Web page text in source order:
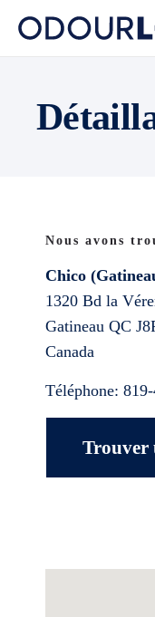
Nous avons
Chico
1320 Bd la
Gatineau QC
Canada
Téléphone:
Trouver